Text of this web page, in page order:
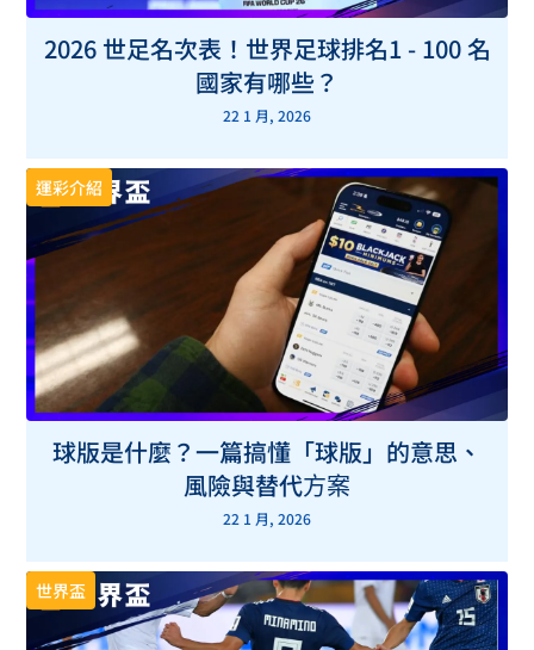
2026 世足名次表！世界足球排名1 - 100 名
國家有哪些？
22 1 月, 2026
運彩介紹
球版是什麼？一篇搞懂「球版」的意思、
風險與替代方案
22 1 月, 2026
世界盃